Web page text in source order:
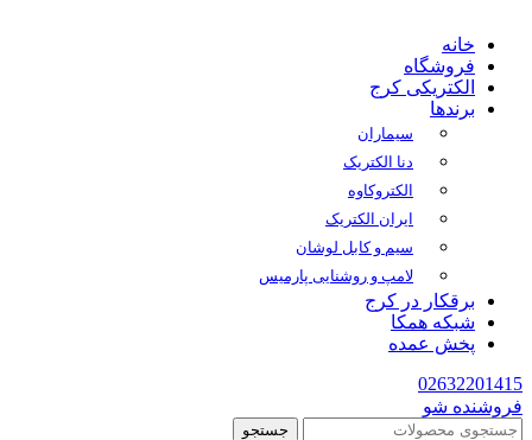
خانه
فروشگاه
الکتریکی کرج
برندها
سیماران
دنا الکتریک
الکتروکاوه
ایران الکتریک
سیم و کابل لوشان
لامپ و روشنایی پارمیس
برقکار در کرج
شبکه همکا
پخش عمده
02632201415
فروشنده شو
جستجو